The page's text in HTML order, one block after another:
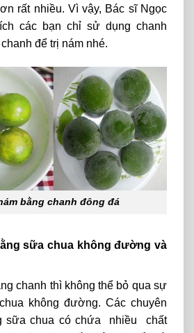
rất nhiều. Vì vậy, Bác sĩ Ngọc
các bạn chỉ sử dụng chanh
để trị nám nhé.
bằng chanh đông đá
sữa chua không đường và
chanh thì không thể bỏ qua sự
không đường. Các chuyên
sữa chua có chứa nhiều chất